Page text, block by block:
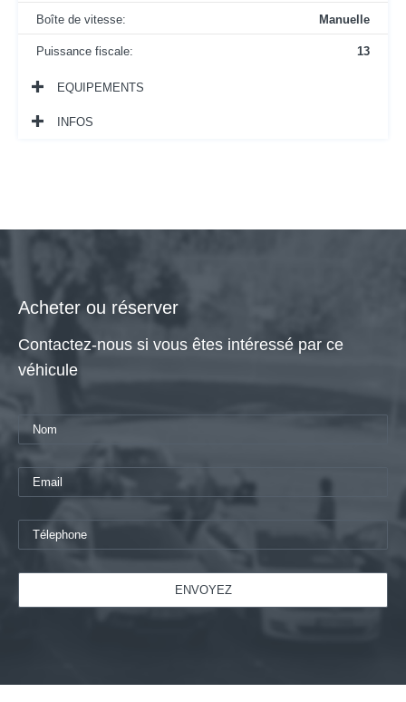
Boîte de vitesse: Manuelle
Puissance fiscale: 13
EQUIPEMENTS
INFOS
Acheter ou réserver
Contactez-nous si vous êtes intéressé par ce
véhicule